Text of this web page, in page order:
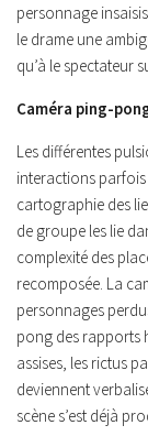
personnage
le drame une
qu’à le spectateur
Caméra ping-
Les différentes
interactions
cartographie des
de groupe les lie
complexité des
recomposée. La
personnages
pong des rapports
assises, les rictus
deviennent
scène s’est déjà